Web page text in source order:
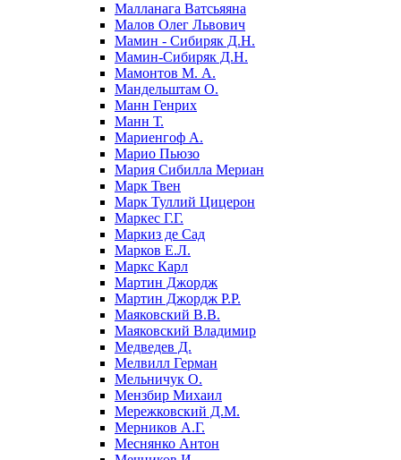
Малланага Ватсьяяна
Малов Олег Львович
Мамин - Сибиряк Д.Н.
Мамин-Сибиряк Д.Н.
Мамонтов М. А.
Мандельштам О.
Манн Генрих
Манн Т.
Мариенгоф А.
Марио Пьюзо
Мария Сибилла Мериан
Марк Твен
Марк Туллий Цицерон
Маркес Г.Г.
Маркиз де Сад
Марков Е.Л.
Маркс Карл
Мартин Джордж
Мартин Джордж Р.Р.
Маяковский В.В.
Маяковский Владимир
Медведев Д.
Мелвилл Герман
Мельничук О.
Мензбир Михаил
Мережковский Д.М.
Мерников А.Г.
Меснянко Антон